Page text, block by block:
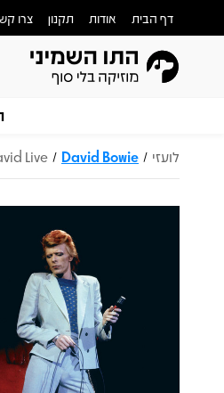
דף הבית אודות תקנון צרו
לועזי /
David Bowie
/
Live